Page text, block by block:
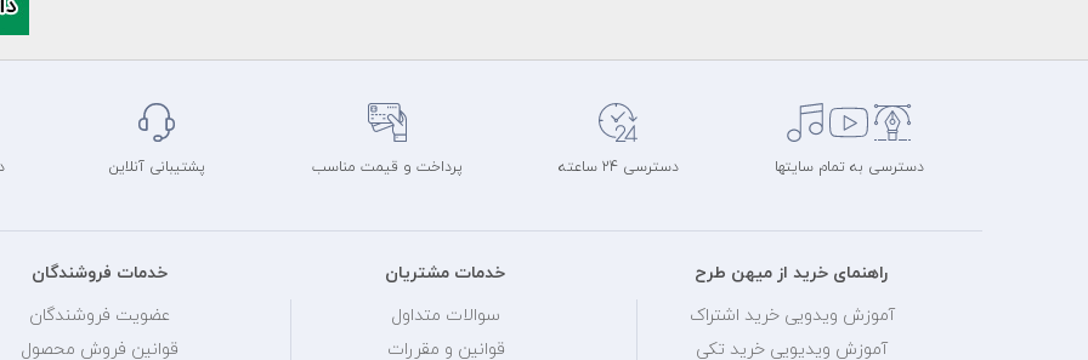
دسترسی به تمام سایتها دسترسی 24 ساعته پرداخت و قیمت مناسب پشتیبانی آنلاین
راهنمای خرید از میهن طرح
آموزش ویدویی خرید اشتراک
آموزش ویدیویی خرید تکی
خدمات مشتریان
سوالات متداول
قوانین و مقررات
خدمات فروشندگان
عضویت فروشندگان
قوانین فروش محصول